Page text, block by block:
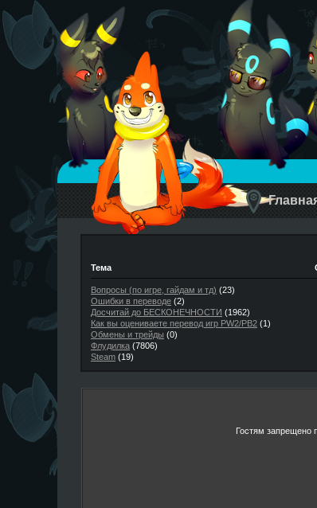
Тема
Вопросы (по игре, гайдам и тд) (23)
Ошибки в переводе (2)
Досчитай до БЕСКОНЕЧНОСТИ (1962)
Как вы оцениваете перевод игр PW2/PB2 (1)
Обмены и трейды (0)
Флудилка (7806)
Steam (19)
Гостям запрещено